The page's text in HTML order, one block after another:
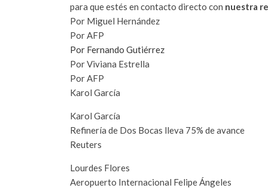
para que estés en contacto directo con nuestra
Por Miguel Hernández
Por AFP
Por Fernando Gutiérrez
Por Viviana Estrella
Por AFP
Karol García
Karol García
Refinería de Dos Bocas lleva 75% de avance
Reuters
Lourdes Flores
Aeropuerto Internacional Felipe Ángeles